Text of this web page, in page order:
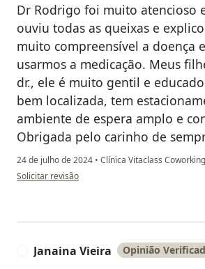
Dr Rodrigo foi muito atencioso
ouviu todas as queixas e
muito compreensível a doença
usarmos a medicação. Meus
dr., ele é muito gentil e
bem localizada, tem
ambiente de espera amplo e
Obrigada pelo carinho de
24 de julho de 2024 • Clínica Vitaclass Coworking
na opinião do utilizador Paciente
Solicitar revisão
Janaina Vieira Opinião